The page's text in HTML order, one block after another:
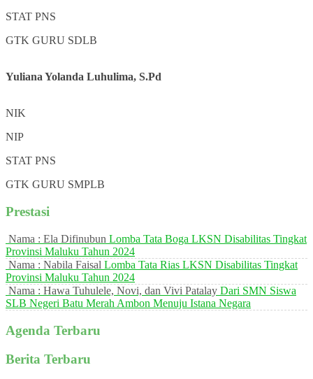
STAT PNS
GTK GURU SDLB
Yuliana Yolanda Luhulima, S.Pd
NIK
NIP
STAT PNS
GTK GURU SMPLB
Prestasi
Nama : Ela Difinubun Lomba Tata Boga LKSN Disabilitas Tingkat
Provinsi Maluku Tahun 2024
Nama : Nabila Faisal Lomba Tata Rias LKSN Disabilitas Tingkat
Provinsi Maluku Tahun 2024
Nama : Hawa Tuhulele, Novi, dan Vivi Patalay Dari SMN Siswa
SLB Negeri Batu Merah Ambon Menuju Istana Negara
Agenda Terbaru
Berita Terbaru